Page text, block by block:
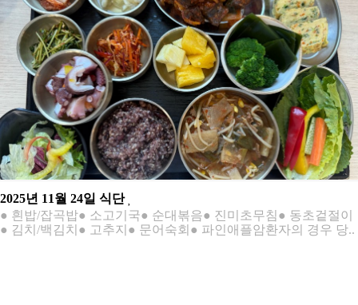
2025년 11월 24일 식단
● 흰밥/잡곡밥● 소고기국● 순대볶음● 진미초무침● 동초겉절이
● 김치/백김치● 고추지● 문어숙회● 파인애플암환자의 경우 당..